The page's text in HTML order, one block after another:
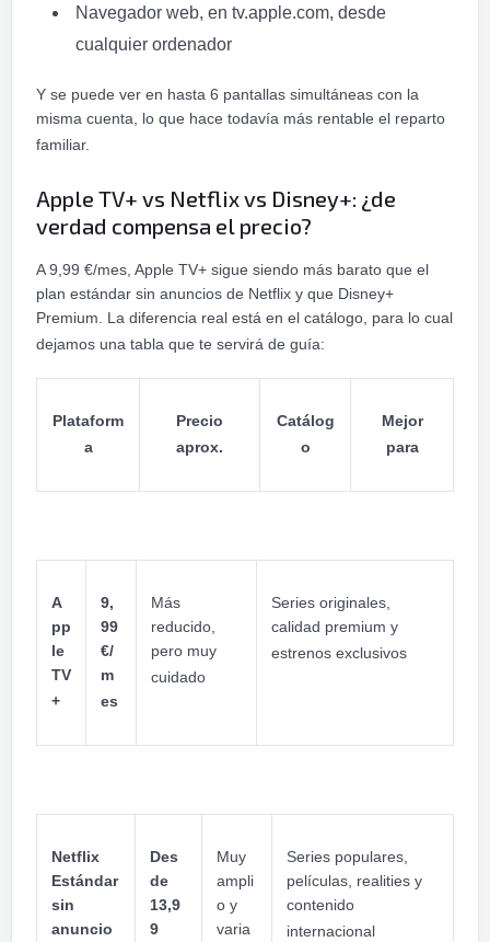
Navegador web, en tv.apple.com, desde
cualquier ordenador
Y se puede ver en hasta 6 pantallas simultáneas con la
misma cuenta, lo que hace todavía más rentable el reparto
familiar.
Apple TV+ vs Netflix vs Disney+: ¿de
verdad compensa el precio?
A 9,99 €/mes, Apple TV+ sigue siendo más barato que el
plan estándar sin anuncios de Netflix y que Disney+
Premium. La diferencia real está en el catálogo, para lo cual
dejamos una tabla que te servirá de guía:
Plataform
a
Precio
aprox.
Catálog
o
Mejor
para
A
pp
le
TV
+
9,
99
€/
m
es
Más
reducido,
pero muy
cuidado
Series originales,
calidad premium y
estrenos exclusivos
Netflix
Estándar
sin
anuncio
Des
de
13,9
9
Muy
ampli
o y
varia
Series populares,
películas, realities y
contenido
internacional